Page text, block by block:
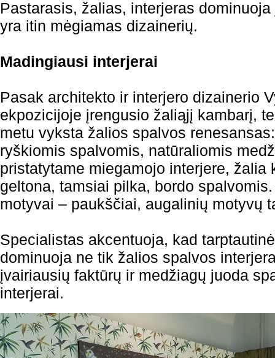
Pastarasis, žalias, interjeras
yra itin mėgiamas dizainerių.
Madingiausi interjerai
Pasak architekto ir interjero dizainerio
ekpozicijoje įrengusio žaliąjį kambarį,
metu vyksta žalios spalvos
ryškiomis spalvomis, natūraliomis
pristatytame miegamojo interjere, žalia
geltona, tamsiai pilka, bordo
motyvai – paukščiai, augalinių motyvų
Specialistas akcentuoja, kad
dominuoja ne tik žalios spalvos
įvairiausių faktūrų ir medžiagų juoda
interjerai.